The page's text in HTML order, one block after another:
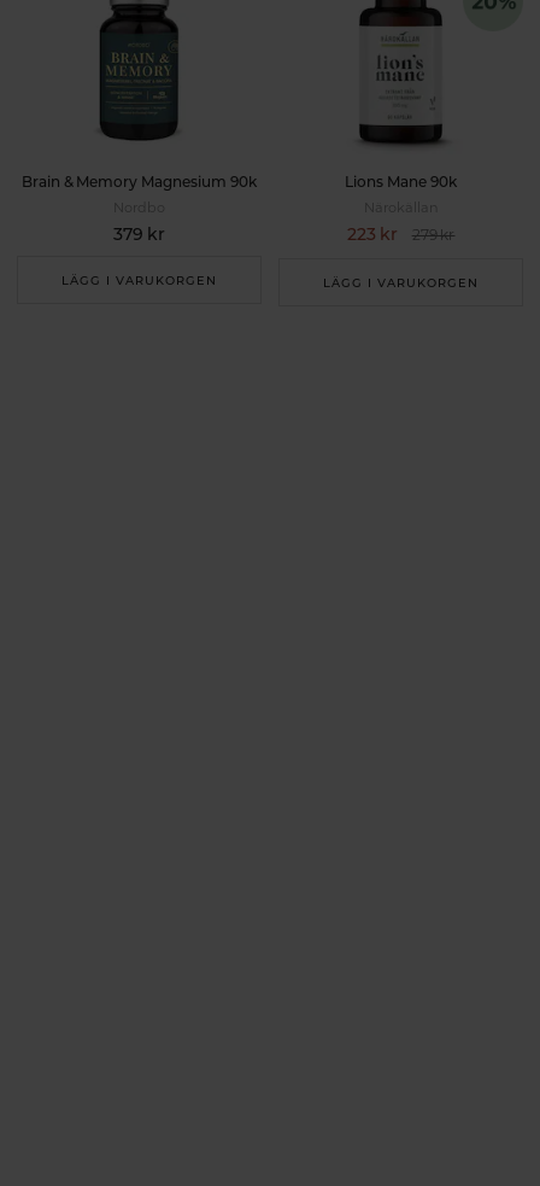
Brain & Memory Magnesium 90k
379 kr
LÄGG I VARUKORGEN
Lions Mane 90k
Närokällan
223 kr 279 kr
LÄGG I VARUKORGEN